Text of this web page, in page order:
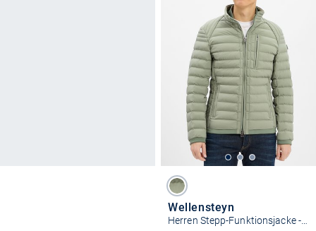
Wellensteyn
Herren Stepp-Funktionsjacke - Molm